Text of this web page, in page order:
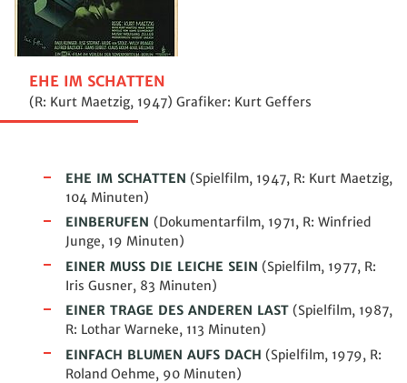
EHE IM SCHATTEN
(R: Kurt Maetzig, 1947) Grafiker: Kurt Geffers
EHE IM SCHATTEN (Spielfilm, 1947, R: Kurt Maetzig,
104 Minuten)
EINBERUFEN (Dokumentarfilm, 1971, R: Winfried
Junge, 19 Minuten)
EINER MUSS DIE LEICHE SEIN
(Spielfilm, 1977, R:
Iris Gusner, 83 Minuten)
EINER TRAGE DES ANDEREN LAST (Spielfilm, 1987,
R: Lothar Warneke, 113 Minuten)
EINFACH BLUMEN AUFS DACH (Spielfilm, 1979, R:
Roland Oehme, 90 Minuten)